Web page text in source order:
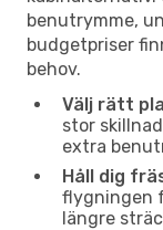
benutrymme,
budgetpriser
behov.
Välj rätt
stor
extra
Håll dig
flygningen
längre